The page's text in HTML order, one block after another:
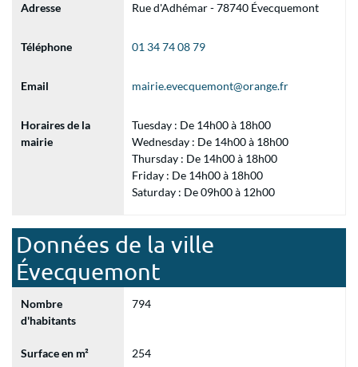
Adresse Rue d'Adhémar - 78740 Évecquemont
Téléphone 01 34 74 08 79
Email mairie.evecquemont@orange.fr
Horaires de la
mairie
Tuesday : De 14h00 à 18h00
Wednesday : De 14h00 à 18h00
Thursday : De 14h00 à 18h00
Friday : De 14h00 à 18h00
Saturday : De 09h00 à 12h00
Données de la ville
Évecquemont
Nombre
d'habitants
794
Surface en m² 254